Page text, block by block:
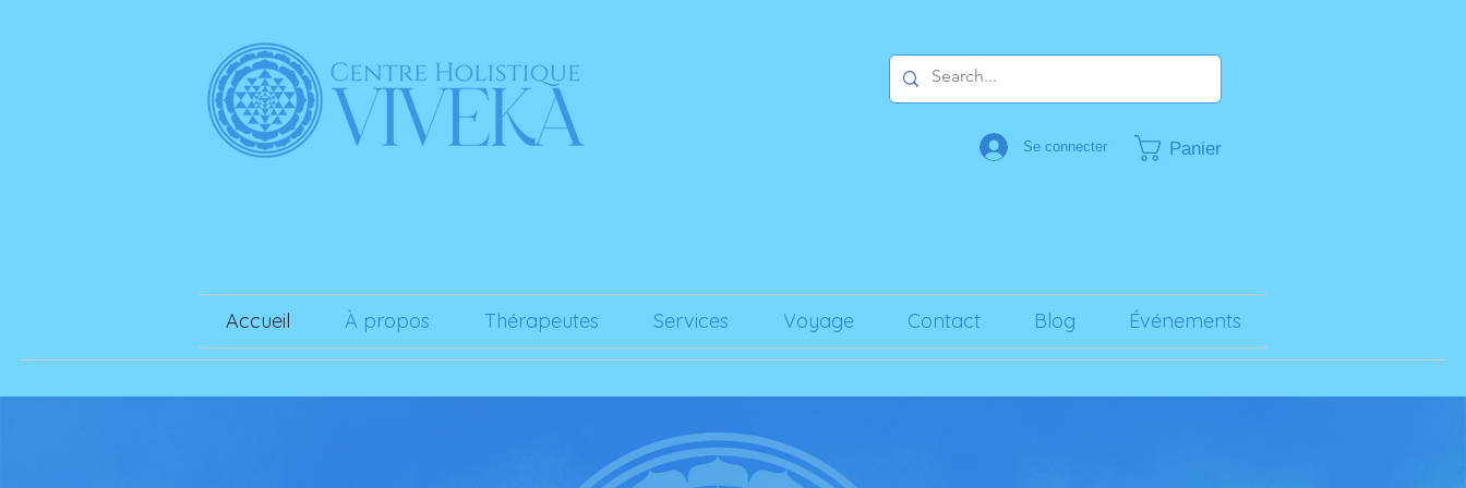
Se connecter Panier
Accueil À propos Thérapeutes Services Voyage Contact Blog Événements